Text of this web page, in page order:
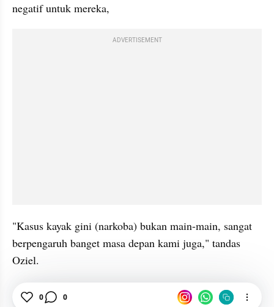
negatif untuk mereka,
ADVERTISEMENT
"Kasus kayak gini (narkoba) bukan main-main, sangat
berpengaruh banget masa depan kami juga," tandas
Oziel.
Hiburan Cupi Cupita
0 0